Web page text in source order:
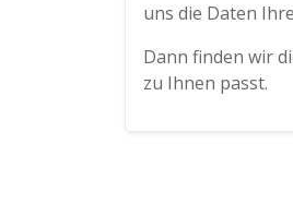
uns die Daten
Dann finden wir
zu Ihnen passt.